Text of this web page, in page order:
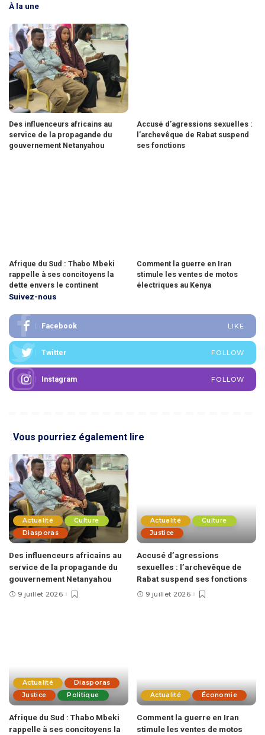
À la une
Des influenceurs africains au
service de la propagande du
gouvernement Netanyahou
Accusé d’agressions sexuelles :
l’archevêque de Rabat suspend
ses fonctions
Afrique du Sud : Thabo Mbeki
rappelle à ses concitoyens la
dette envers le continent
Comment la guerre en Iran
stimule les ventes de motos
électriques au Kenya
Suivez-nous
Facebook LIKE
Twitter FOLLOW
Instagram FOLLOW
Vous pourriez également lire
Actualité
Culture
Diasporas
Des influenceurs africains au
service de la propagande du
gouvernement Netanyahou
9 juillet 2026
Actualité
Culture
Justice
Accusé d’agressions
sexuelles : l’archevêque de
Rabat suspend ses fonctions
9 juillet 2026
Actualité
Diasporas
Justice
Politique
Afrique du Sud : Thabo Mbeki
rappelle à ses concitoyens la
Actualité Économie
Comment la guerre en Iran
stimule les ventes de motos